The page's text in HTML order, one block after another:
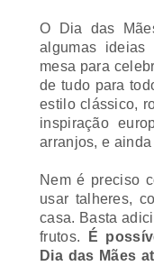
O Dia das
algumas
mesa para
de tudo para
estilo clássico,
inspiração
arranjos, e
Nem é preciso
usar talheres,
casa. Basta
frutos.
É
Dia das Mães